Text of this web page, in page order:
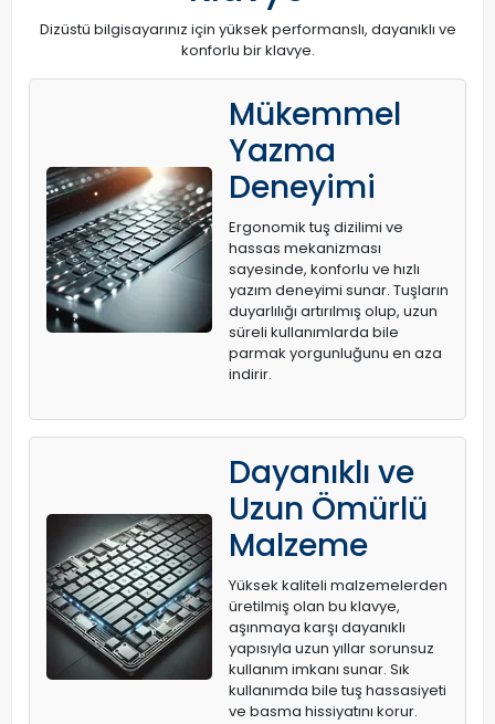
Dizüstü bilgisayarınız için yüksek performanslı, dayanıklı ve
konforlu bir klavye.
Mükemmel
Yazma
Deneyimi
Ergonomik tuş dizilimi ve
hassas mekanizması
sayesinde, konforlu ve hızlı
yazım deneyimi sunar. Tuşların
duyarlılığı artırılmış olup, uzun
süreli kullanımlarda bile
parmak yorgunluğunu en aza
indirir.
Dayanıklı ve
Uzun Ömürlü
Malzeme
Yüksek kaliteli malzemelerden
üretilmiş olan bu klavye,
aşınmaya karşı dayanıklı
yapısıyla uzun yıllar sorunsuz
kullanım imkanı sunar. Sık
kullanımda bile tuş hassasiyeti
ve basma hissiyatını korur.